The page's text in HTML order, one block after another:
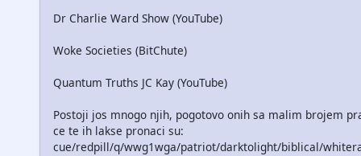
Dr Charlie Ward Show (YouTube)
Woke Societies (BitChute)
Quantum Truths JC Kay (YouTube)
Postoji jos mnogo njih, pogotovo onih sa malim brojem
ce te ih lakse pronaci su:
cue/redpill/q/wwg1wga/patriot/darktolight/biblical/